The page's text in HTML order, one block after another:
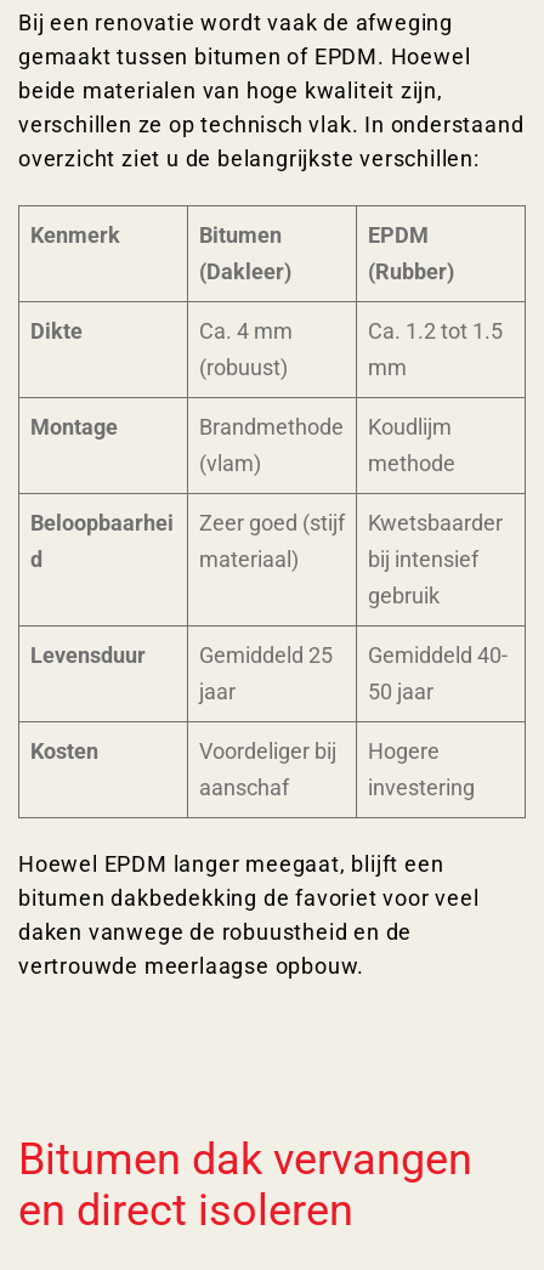
Bij een renovatie wordt vaak de afweging
gemaakt tussen bitumen of EPDM. Hoewel
beide materialen van hoge kwaliteit zijn,
verschillen ze op technisch vlak. In onderstaand
overzicht ziet u de belangrijkste verschillen:
Kenmerk
Bitumen
(Dakleer)
EPDM
(Rubber)
Dikte
Ca. 4 mm
(robuust)
Ca. 1.2 tot 1.5
mm
Montage
Brandmethode
(vlam)
Koudlijm
methode
Beloopbaarhei
d
Zeer goed (stijf
materiaal)
Kwetsbaarder
bij intensief
gebruik
Levensduur
Gemiddeld 25
jaar
Gemiddeld 40-
50 jaar
Kosten
Voordeliger bij
aanschaf
Hogere
investering
Hoewel EPDM langer meegaat, blijft een
bitumen dakbedekking de favoriet voor veel
daken vanwege de robuustheid en de
vertrouwde meerlaagse opbouw.
Bitumen dak vervangen
en direct isoleren